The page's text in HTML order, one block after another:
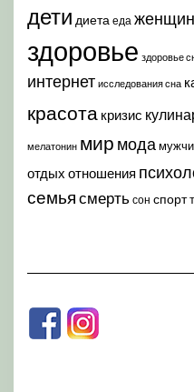
дети диета еда
здоровье здоровье
интернет исследования сна
красота кризис
мелатонин мир мода
отдых отношения
семья смерть сон спорт